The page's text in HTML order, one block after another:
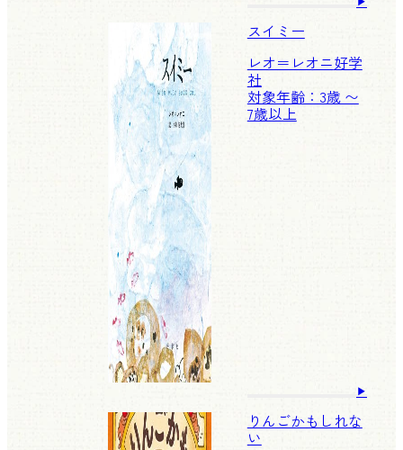
スイミー
レオ＝レオニ好学
社
対象年齢：3歳 〜
7歳以上
りんごかもしれな
い